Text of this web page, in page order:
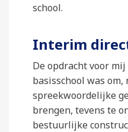
school.
Interim
De opdracht voor mij
basisschool was om,
spreekwoordelijke
brengen, tevens te
bestuurlijke